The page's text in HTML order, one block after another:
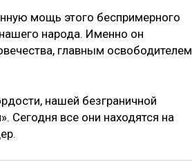
мощь этого беспримерного
народа. Именно он
главным освободителем
нашей безграничной
Сегодня все они находятся на